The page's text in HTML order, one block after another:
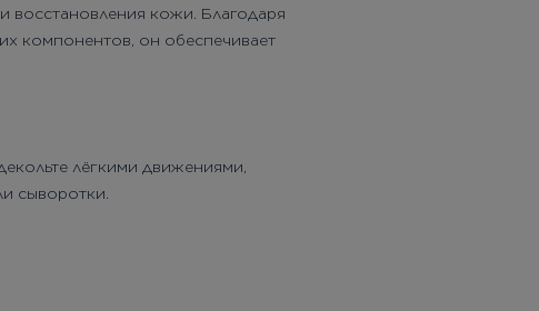
восстановления кожи. Благодаря
компонентов, он обеспечивает
лёгкими движениями,
сыворотки.